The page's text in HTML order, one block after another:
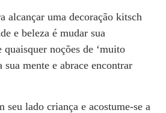
alcançar uma decoração kitsch
e beleza é mudar sua
noções de ‘muito
sua mente e abrace encontrar
seu lado criança e acostume-se a